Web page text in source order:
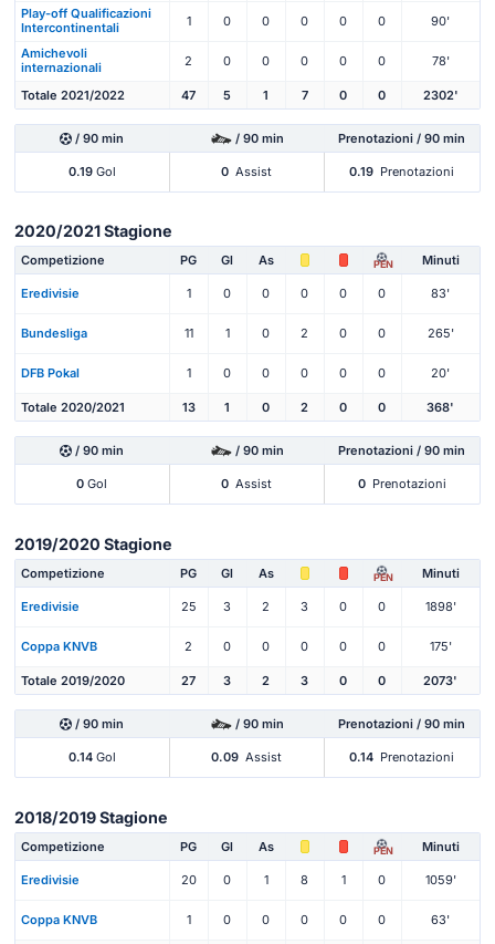
Play-off Qualificazioni
Intercontinentali
1 0 0 0 0 0 90'
Amichevoli
internazionali
2 0 0 0 0 0 78'
Totale 2021/2022 47 5 1 7 0 0 2302'
/ 90 min / 90 min Prenotazioni / 90 min
0.19Gol 0 Assist 0.19 Prenotazioni
2020/2021 Stagione
Competizione PG Gl As PEN Minuti
Eredivisie 1 0 0 0 0 0 83'
Bundesliga 11 1 0 2 0 0 265'
DFB Pokal 1 0 0 0 0 0 20'
Totale 2020/2021 13 1 0 2 0 0 368'
/ 90 min / 90 min Prenotazioni / 90 min
0 Gol 0 Assist 0 Prenotazioni
2019/2020 Stagione
Competizione PG Gl As PEN Minuti
Eredivisie 25 3 2 3 0 0 1898'
Coppa KNVB 2 0 0 0 0 0 175'
Totale 2019/2020 27 3 2 3 0 0 2073'
/ 90 min / 90 min Prenotazioni / 90 min
0.14Gol 0.09 Assist 0.14 Prenotazioni
2018/2019 Stagione
Competizione PG Gl As PEN Minuti
Eredivisie 20 0 1 8 1 0 1059'
Coppa KNVB 1 0 0 0 0 0 63'